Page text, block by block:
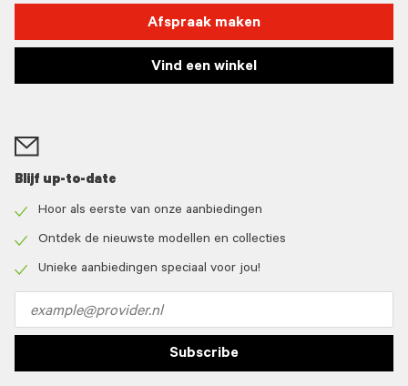
Afspraak maken
Vind een winkel
Blijf up-to-date
icon
Hoor als eerste van onze aanbiedingen
icon
Ontdek de nieuwste modellen en collecties
Unieke aanbiedingen speciaal voor jou!
address
Subscribe